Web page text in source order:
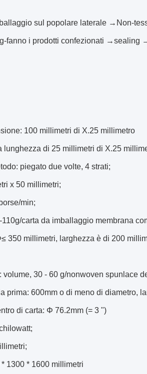
sul popolare laterale →Non-
fanno i prodotti confezionati →sealing
100 millimetri di X.25 millimetro
di 25 millimetri di X.25
piegato due volte, 4 strati;
x 50 millimetri;
min;
carta da imballaggio membrana
350 millimetri, larghezza è di 200
30 - 60 g/nonwoven spunlace
prima: 600mm o di meno di diametro,
di carta: Φ 76.2mm (= 3 ")
1300 * 1600 millimetri